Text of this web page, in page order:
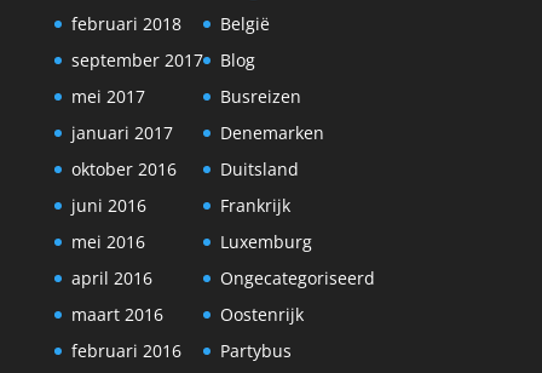
februari 2018
september 2017
mei 2017
januari 2017
oktober 2016
juni 2016
mei 2016
april 2016
maart 2016
februari 2016
België
Blog
Busreizen
Denemarken
Duitsland
Frankrijk
Luxemburg
Ongecategoriseerd
Oostenrijk
Partybus